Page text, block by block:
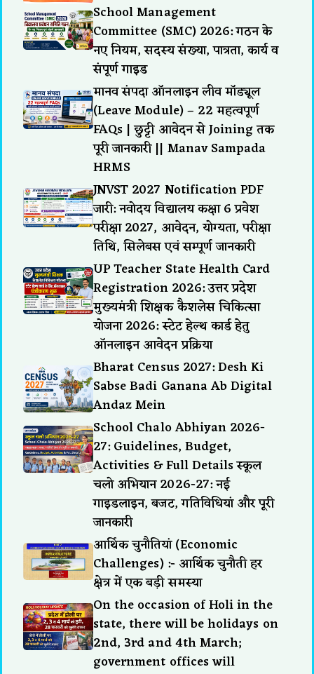
School Management
Committee (SMC) 2026: गठन के
नए नियम, सदस्य संख्या, पात्रता, कार्य व
संपूर्ण गाइड
मानव संपदा ऑनलाइन लीव मॉड्यूल
(Leave Module) – 22 महत्वपूर्ण
FAQs | छुट्टी आवेदन से Joining तक
पूरी जानकारी || Manav Sampada
HRMS
JNVST 2027 Notification PDF
जारी: नवोदय विद्यालय कक्षा 6 प्रवेश
परीक्षा 2027, आवेदन, योग्यता, परीक्षा
तिथि, सिलेबस एवं सम्पूर्ण जानकारी
UP Teacher State Health Card
Registration 2026: उत्तर प्रदेश
मुख्यमंत्री शिक्षक कैशलेस चिकित्सा
योजना 2026: स्टेट हेल्थ कार्ड हेतु
ऑनलाइन आवेदन प्रक्रिया
Bharat Census 2027: Desh Ki
Sabse Badi Ganana Ab Digital
Andaz Mein
School Chalo Abhiyan 2026-
27: Guidelines, Budget,
Activities & Full Details स्कूल
चलो अभियान 2026-27: नई
गाइडलाइन, बजट, गतिविधियां और पूरी
जानकारी
आर्थिक चुनौतियां (Economic
Challenges) :- आर्थिक चुनौती हर
क्षेत्र में एक बड़ी समस्या
On the occasion of Holi in the
state, there will be holidays on
2nd, 3rd and 4th March;
government offices will